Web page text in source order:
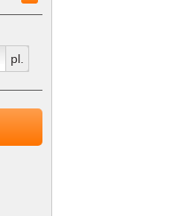
pl.